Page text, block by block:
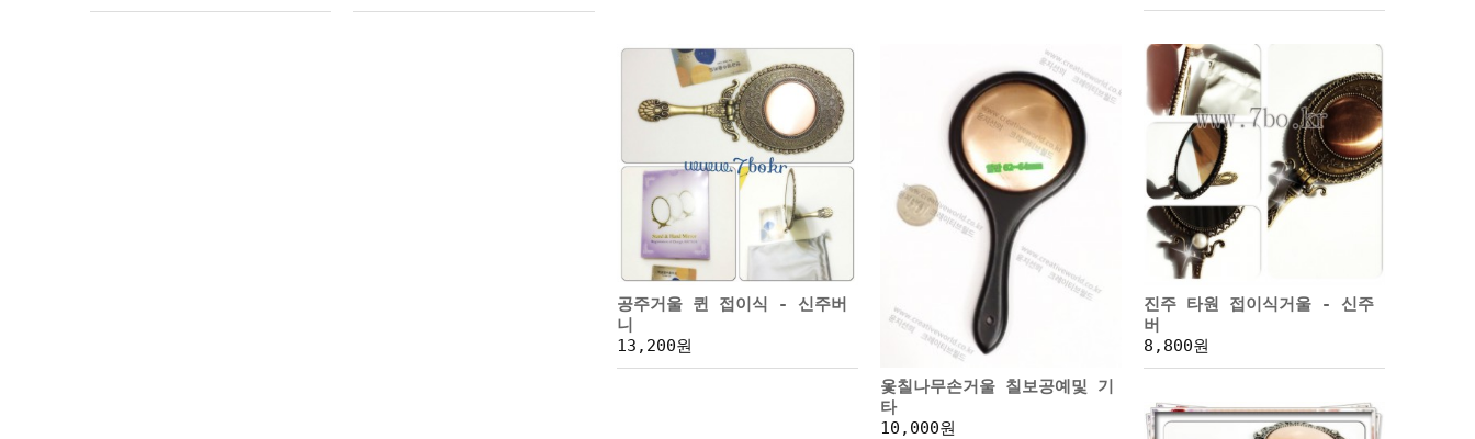
공주거울 퀸 접이식 - 신주버
니
13,200원
옻칠나무손거울 칠보공예및 기
타
10,000원
진주 타원 접이식거울 - 신주
버
8,800원